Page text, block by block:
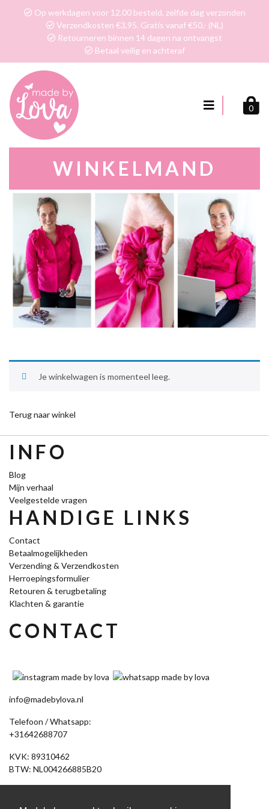
Op werkdagen voor 12.00 besteld, zelfde dag verzonden
Verzendkosten €3,95. Gratis vanaf €50,- (NL)
Retourneren binnen 14 dagen na ontvangst
Betaal veilig en achteraf
0
WINKELMAND
Je winkelwagen is momenteel leeg.
Terug naar winkel
INFO
Blog
Mijn verhaal
Veelgestelde vragen
HANDIGE LINKS
Contact
Betaalmogelijkheden
Verzending & Verzendkosten
Herroepingsformulier
Retouren & terugbetaling
Klachten & garantie
CONTACT
info@madebylova.nl
Telefoon / Whatsapp:
+31642688707
KVK: 89310462
BTW: NL004266885B20